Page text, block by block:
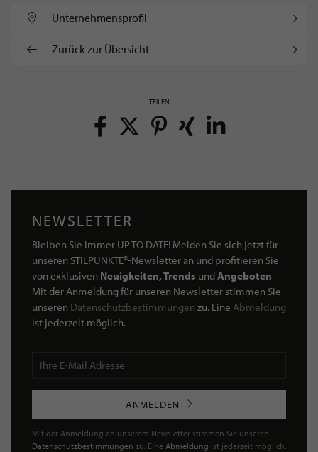
Unternehmens­profil
Zurück zur Übersicht
TEILEN
NEWSLETTER
Bleiben Sie immer UP TO DATE! Melden Sie sich jetzt für
unseren STILPUNKTE®-Newsletter an und profitieren Sie
von exklusiven Neuigkeiten, Trends undAngeboten
Mit der Anmeldung für unseren Newsletter stimmen Sie
unseren Datenschutzbestimmungen zu. Eine Abmeldung
ist jederzeit möglich.
ANMELDEN
Mit der Anmeldung an unserem Newsletter stimmen Sie unseren
Datenschutzbestimmungen zu. Eine Abmeldung ist jederzeit möglich.